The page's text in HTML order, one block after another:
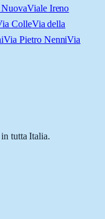
Viale Ireno
ColleVia della
Via Pietro NenniVia
tutta Italia.